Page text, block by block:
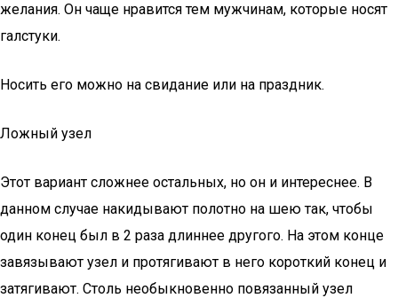
желания. Он чаще нравится тем мужчинам, которые носят
галстуки.
Носить его можно на свидание или на праздник.
Ложный узел
Этот вариант сложнее остальных, но он и интереснее. В
данном случае накидывают полотно на шею так, чтобы
один конец был в 2 раза длиннее другого. На этом конце
завязывают узел и протягивают в него короткий конец и
затягивают. Столь необыкновенно повязанный узел